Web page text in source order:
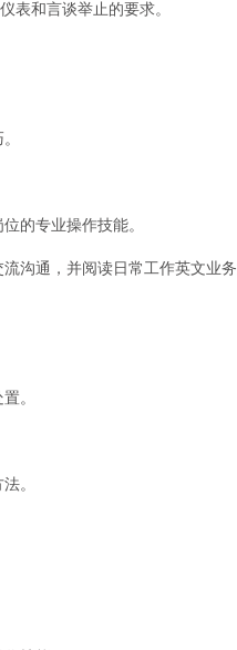
和言谈举止的要求。
的专业操作技能。
通，并阅读日常工作英文业务
。
。